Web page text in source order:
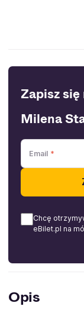
Zapisz się
Milena
Email
Chcę
eBilet.pl na
Opis